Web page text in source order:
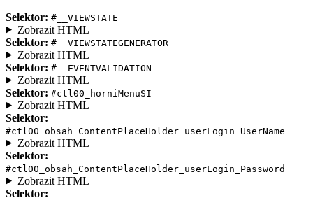
Selektor: #__VIEWSTATE
Zobrazit HTML
Selektor: #__VIEWSTATEGENERATOR
Zobrazit HTML
Selektor: #__EVENTVALIDATION
Zobrazit HTML
Selektor: #ctl00_horniMenuSI
Zobrazit HTML
Selektor:
#ctl00_obsah_ContentPlaceHolder_userLogin_UserName
Zobrazit HTML
Selektor:
#ctl00_obsah_ContentPlaceHolder_userLogin_Password
Zobrazit HTML
Selektor: